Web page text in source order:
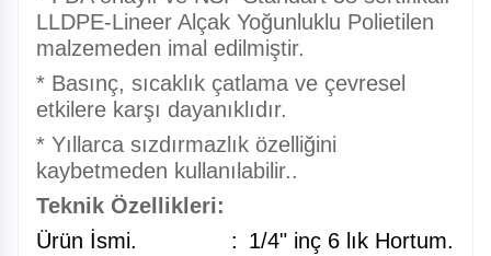
LLDPE-Lineer Alçak Yoğunluklu Polietilen
malzemeden imal edilmiştir.
* Basınç, sıcaklık çatlama ve çevresel
etkilere karşı dayanıklıdır.
* Yıllarca sızdırmazlık özelliğini
kaybetmeden kullanılabilir..
Teknik Özellikleri:
Ürün İsmi.
: 1/4" inç 6 lık Hortum.